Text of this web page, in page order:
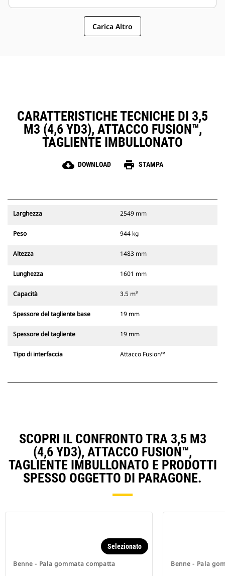
Carica Altro
CARATTERISTICHE TECNICHE DI 3,5
M3 (4,6 YD3), ATTACCO FUSION™,
TAGLIENTE IMBULLONATO
cloud_download DOWNLOAD print STAMPA
Larghezza 2549 mm
Peso 944 kg
Altezza 1483 mm
Lunghezza 1601 mm
Capacità 3.5 m³
Spessore del tagliente base 19 mm
Spessore del tagliente 19 mm
Tipo di interfaccia Attacco Fusion™
SCOPRI IL CONFRONTO TRA 3,5 M3
(4,6 YD3), ATTACCO FUSION™,
TAGLIENTE IMBULLONATO E PRODOTTI
SPESSO OGGETTO DI PARAGONE.
Benne - Pala gommata compatta
Selezionato
Benne - Pala